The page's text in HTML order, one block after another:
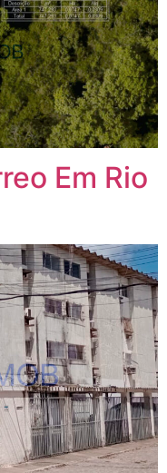
Em Rio